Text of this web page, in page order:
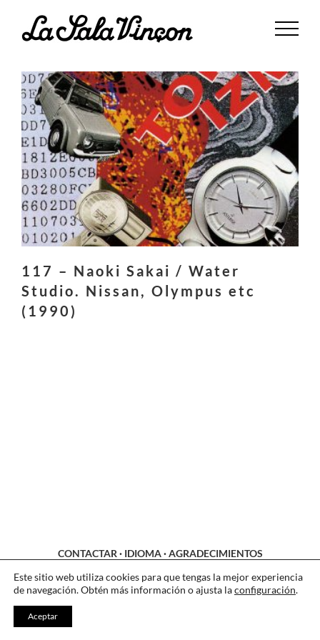
117 – Naoki Sakai / Water
Studio. Nissan, Olympus etc
(1990)
CONTACTAR · IDIOMA·AGRADECIMIENTOS
LEGAL·COOKIES·PRIVACIDAD
Este sitio web utiliza cookies para que tengas la mejor experiencia
de navegación. Obtén más información o ajusta laconfiguración.
Aceptar